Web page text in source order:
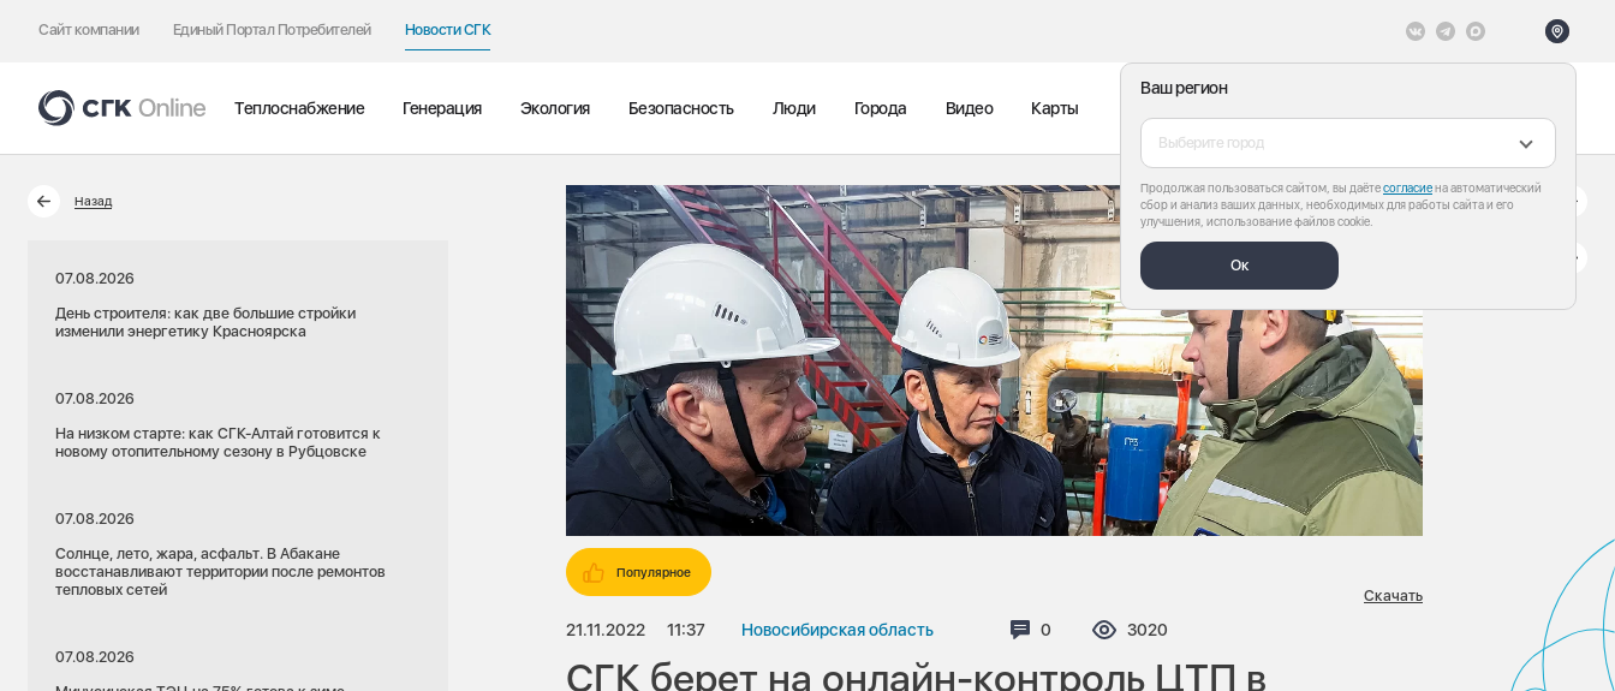
Сайт компании Единый Портал Потребителей Новости СГК
Ваш регион
Выберите город
Продолжая пользоваться сайтом, вы даётесогласиена автоматический
сбор и анализ ваших данных, необходимых для работы сайта и его
улучшения, использование файлов cookie.
Ок
Теплоснабжение Генерация Экология Безопасность Люди Города Видео Карты
Назад
07.08.2026
День строителя: как две большие стройки
изменили энергетику Красноярска
07.08.2026
На низком старте: как СГК-Алтай готовится к
новому отопительному сезону в Рубцовске
07.08.2026
Солнце, лето, жара, асфальт. В Абакане
восстанавливают территории после ремонтов
тепловых сетей
07.08.2026
Популярное
21.11.2022 11:37 Новосибирская область Комментариев:
0 Просмотров:
3020
Скачать
СГК берет на онлайн-контроль ЦТП в